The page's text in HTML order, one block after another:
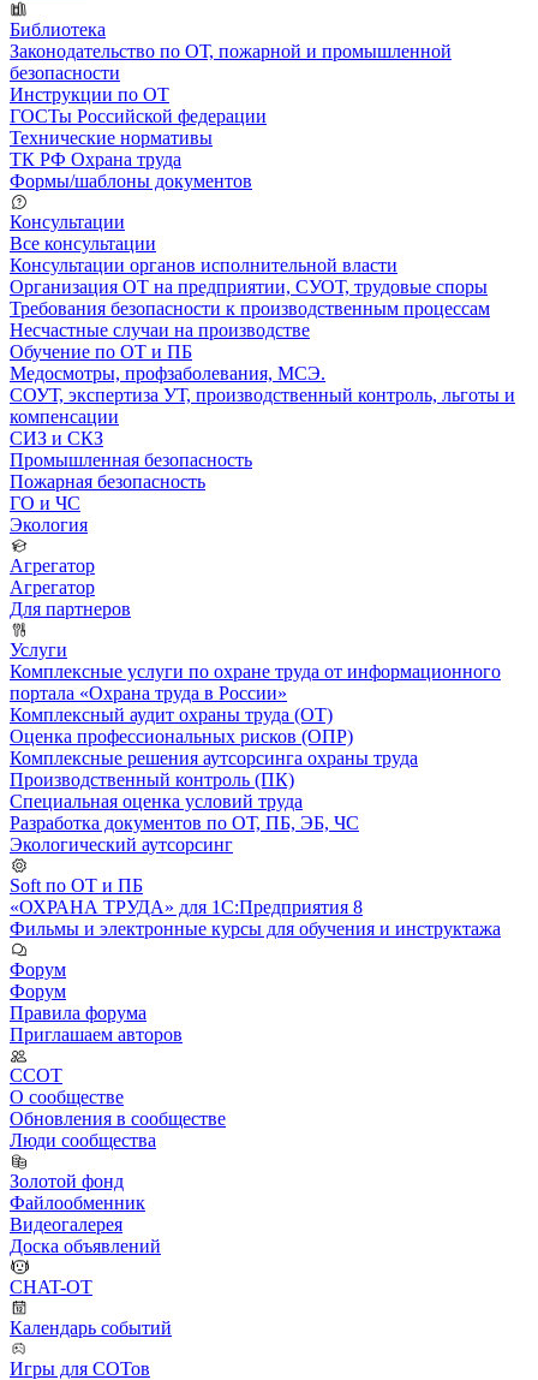
Библиотека
Законодательство по ОТ, пожарной и промышленной
безопасности
Инструкции по ОТ
ГОСТы Российской федерации
Технические нормативы
ТК РФ Охрана труда
Формы/шаблоны документов
Консультации
Все консультации
Консультации органов исполнительной власти
Организация ОТ на предприятии, СУОТ, трудовые споры
Требования безопасности к производственным процессам
Несчастные случаи на производстве
Обучение по ОТ и ПБ
Медосмотры, профзаболевания, МСЭ.
СОУТ, экспертиза УТ, производственный контроль, льготы и
компенсации
СИЗ и СКЗ
Промышленная безопасность
Пожарная безопасность
ГО и ЧС
Экология
Агрегатор
Агрегатор
Для партнеров
Услуги
Комплексные услуги по охране труда от информационного
портала «Охрана труда в России»
Комплексный аудит охраны труда (ОТ)
Оценка профессиональных рисков (ОПР)
Комплексные решения аутсорсинга охраны труда
Производственный контроль (ПК)
Специальная оценка условий труда
Разработка документов по ОТ, ПБ, ЭБ, ЧС
Экологический аутсорсинг
Soft по ОТ и ПБ
«ОХРАНА ТРУДА» для 1С:Предприятия 8
Фильмы и электронные курсы для обучения и инструктажа
Форум
Форум
Правила форума
Приглашаем авторов
ССОТ
О сообществе
Обновления в сообществе
Люди сообщества
Золотой фонд
Файлообменник
Видеогалерея
Доска объявлений
CHAT-OT
Календарь событий
Игры для СОТов